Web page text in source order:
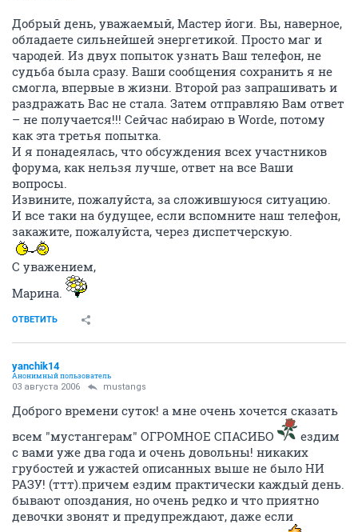
Добрый день, уважаемый, Мастер йоги. Вы, наверное,
обладаете сильнейшей энергетикой. Просто маг и
чародей. Из двух попыток узнать Ваш телефон, не
судьба была сразу. Ваши сообщения сохранить я не
смогла, впервые в жизни. Второй раз запрашивать и
раздражать Вас не стала. Затем отправляю Вам ответ
– не получается!!! Сейчас набираю в Worde, потому
как эта третья попытка.
И я понадеялась, что обсуждения всех участников
форума, как нельзя лучше, ответ на все Ваши
вопросы.
Извините, пожалуйста, за сложившуюся ситуацию.
И все таки на будущее, если вспомните наш телефон,
закажите, пожалуйста, через диспетчерскую.
С уважением,
Марина.
ОТВЕТИТЬ
yanchik14
Анонимный пользователь
03 августа 2006 mustangs
Доброго времени суток! а мне очень хочется сказать
всем "мустангерам" ОГРОМНОЕ СПАСИБО
ездим
с вами уже два года и очень довольны! никаких
грубостей и ужастей описанных выше не было НИ
РАЗУ! (ттт).причем ездим практически каждый день.
бывают опоздания, но очень редко и что приятно
девочки звонят и предупреждают, даже если